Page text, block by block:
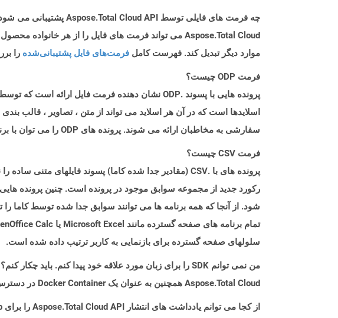
چه فرمت های فایلی توسط Aspose.Total Cloud API پشتیبانی می شود؟
موارد دیگر تبدیل کند. فهرست کامل فرمت‌های فایل پشتیبانی‌شده را
فرمت ODP چیست؟
اسلایدها است که در آن هر اسلاید می تواند از متن ، تصاویر ، قالب
سفارشی به مخاطبان ارائه می شوند. پرونده های ODP را می توان با برنامه هایی که مطابق با فرمت OpenDocument (مانند OpenOffice یا StarOffice) است ، باز کرد.
فرمت CSV چیست؟
رکورد جدید از مجموعه سوابق موجود در پرونده است. چنین پرونده
شود. از آنجا که همه برنامه ها می توانند سوابق جدا شده توسط کاما
سلولهای صفحه گسترده برای بازنمایی به کاربر ترتیب داده شده است.
من نمی توانم SDK را برای زبان مورد علاقه خود پیدا کنم. باید چکار کنم؟
Aspose.Total Cloud همچنین به عنوان یک Docker Container در دسترس است. در صورتی که SDK مورد نیاز شما هنوز در دسترس نیست، از آن با cURL استفاده کنید.
از کجا می توانم یادداشت های انتشار Aspose.Total Cloud API را برای Php پیدا کنم؟